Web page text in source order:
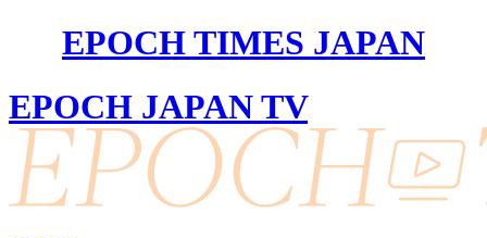
EPOCH TIMES JAPAN
EPOCH JAPAN TV